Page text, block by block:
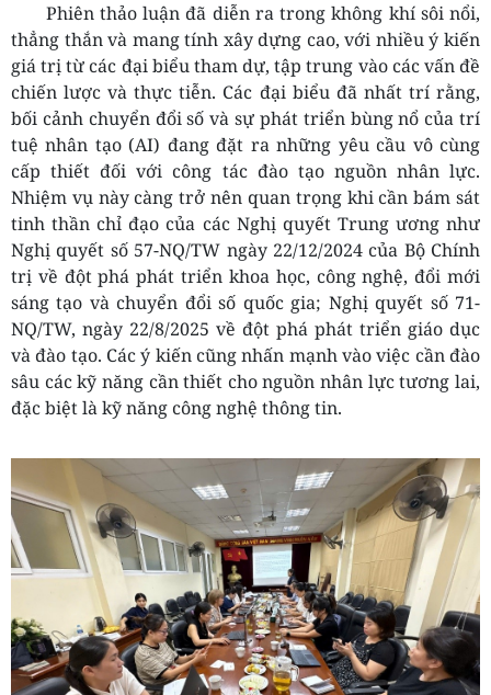
Phiên thảo luận đã diễn ra trong không khí sôi nổi,
thẳng thắn và mang tính xây dựng cao, với nhiều ý kiến
giá trị từ các đại biểu tham dự, tập trung vào các vấn đề
chiến lược và thực tiễn. Các đại biểu đã nhất trí rằng,
bối cảnh chuyển đổi số và sự phát triển bùng nổ của trí
tuệ nhân tạo (AI) đang đặt ra những yêu cầu vô cùng
cấp thiết đối với công tác đào tạo nguồn nhân lực.
Nhiệm vụ này càng trở nên quan trọng khi cần bám sát
tinh thần chỉ đạo của các Nghị quyết Trung ương như
Nghị quyết số 57-NQ/TW ngày 22/12/2024 của Bộ Chính
trị về đột phá phát triển khoa học, công nghệ, đổi mới
sáng tạo và chuyển đổi số quốc gia; Nghị quyết số 71-
NQ/TW, ngày 22/8/2025 về đột phá phát triển giáo dục
và đào tạo. Các ý kiến cũng nhấn mạnh vào việc cần đào
sâu các kỹ năng cần thiết cho nguồn nhân lực tương lai,
đặc biệt là kỹ năng công nghệ thông tin.